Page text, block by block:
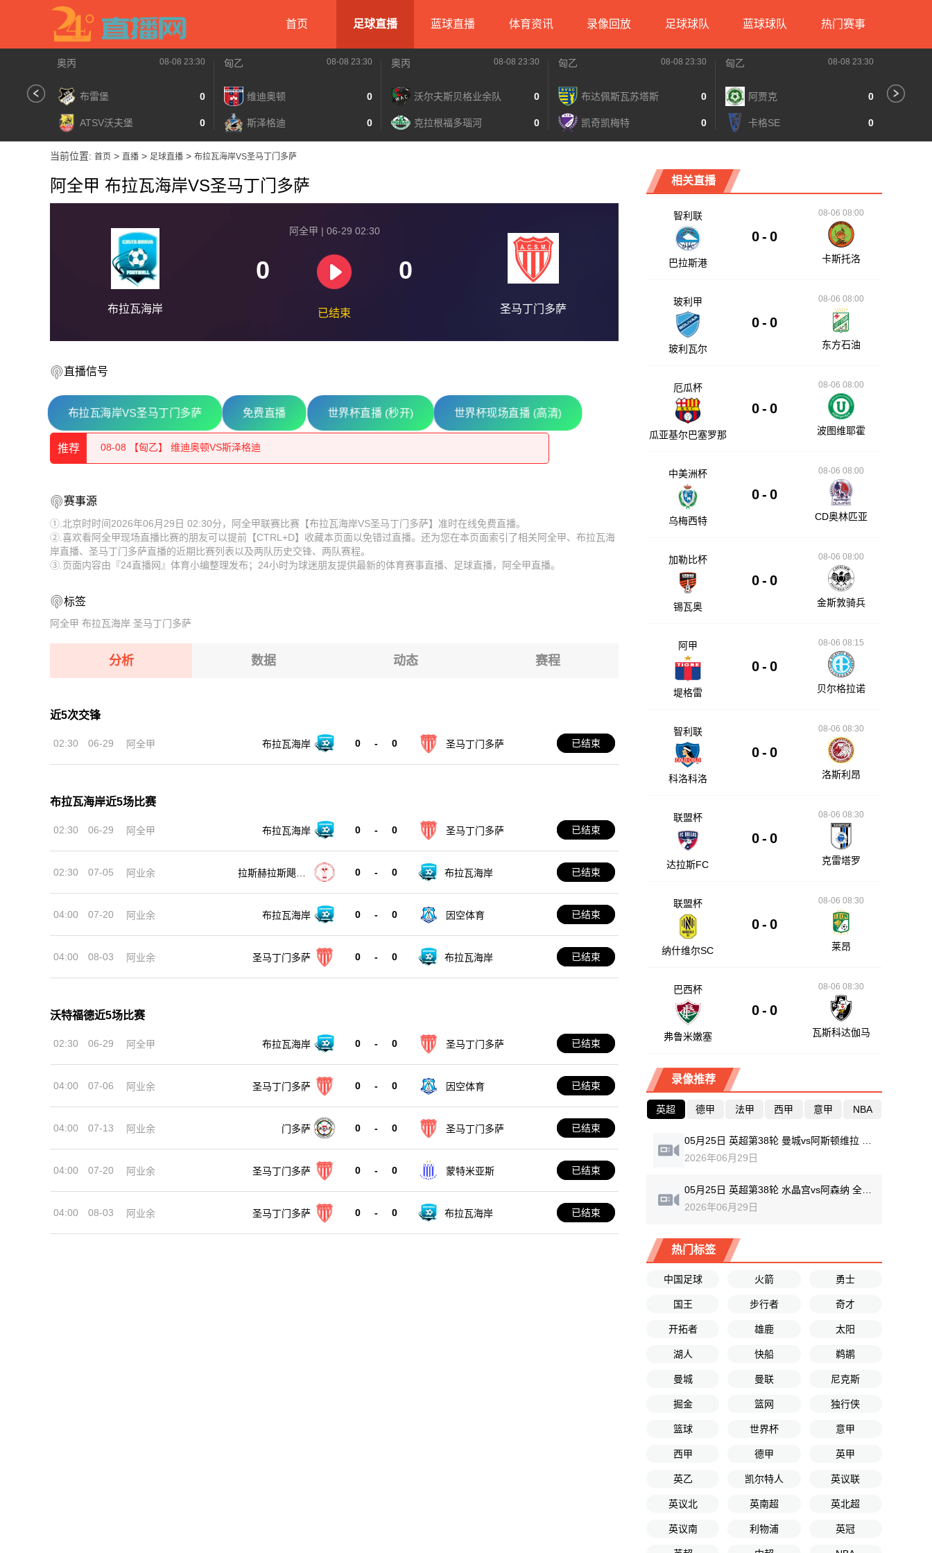
首页 足球直播 蓝球直播 体育资讯 录像回放 足球球队 蓝球球队 热门赛事
奥丙 08-08 23:30
布雷堡 0
ATSV沃夫堡 0
匈乙 08-08 23:30
维迪奥顿 0
斯泽格迪 0
奥丙 08-08 23:30
沃尔夫斯贝格业余队 0
克拉根福多瑙河 0
匈乙 08-08 23:30
布达佩斯瓦苏塔斯 0
凯奇凯梅特 0
匈乙 08-08 23:30
阿贾克 0
卡格SE 0
当前位置: 首页 > 直播 > 足球直播 > 布拉瓦海岸VS圣马丁门多萨
阿全甲 布拉瓦海岸VS圣马丁门多萨
布拉瓦海岸
阿全甲 | 06-29 02:30
0 0
已结束 圣马丁门多萨
直播信号
布拉瓦海岸VS圣马丁门多萨 免费直播 世界杯直播 (秒开) 世界杯现场直播 (高清)
推荐
08-08 【匈乙】 维迪奥顿VS斯泽格迪
08-08 【奥丙】 沃尔夫斯贝格业余队VS克拉根福多瑙河
08-08 【匈乙】 多瑙蒂萨VS梅索科菲德
08-08 【瑞士乙】 沃韦体育VS梅林
08-08 【匈甲】 基斯华达VS新佩斯
08-08 【奥乙】 奥地利萨尔斯堡VS第一维也纳
08-08 【奥丙】 沃尔夫斯贝格业余队VS克拉根福多瑙河
08-08 【匈乙】 布达佩斯瓦苏塔斯VS凯奇凯梅特
08-08 【匈乙】 多瑙蒂萨VS梅索科菲德
08-08 【瑞士乙】 沃韦体育VS梅林
08-08 【匈甲】 基斯华达VS新佩斯
08-08 【奥乙】 奥地利萨尔斯堡VS第一维也纳
赛事源
①.北京时时间2026年06月29日 02:30分，阿全甲联赛比赛【布拉瓦海岸VS圣马丁门多萨】准时在线免费直播。
②.喜欢看阿全甲现场直播比赛的朋友可以提前【CTRL+D】收藏本页面以免错过直播。还为您在本页面索引了相关阿全甲、布拉瓦海
岸直播、圣马丁门多萨直播的近期比赛列表以及两队历史交锋、两队赛程。
③.页面内容由『24直播网』体育小编整理发布；24小时为球迷朋友提供最新的体育赛事直播、足球直播，阿全甲直播。
标签
阿全甲 布拉瓦海岸 圣马丁门多萨
分析 数据 动态 赛程
近5次交锋
02:30 06-29 阿全甲 布拉瓦海岸 0 - 0 圣马丁门多萨 已结束
布拉瓦海岸近5场比赛
02:30 06-29 阿全甲 布拉瓦海岸 0 - 0 圣马丁门多萨 已结束
02:30 07-05 阿业余
拉斯赫拉斯飓风
0 - 0 布拉瓦海岸 已结束
04:00 07-20 阿业余 布拉瓦海岸 0 - 0 因空体育 已结束
04:00 08-03 阿业余 圣马丁门多萨 0 - 0 布拉瓦海岸 已结束
沃特福德近5场比赛
02:30 06-29 阿全甲 布拉瓦海岸 0 - 0 圣马丁门多萨 已结束
04:00 07-06 阿业余 圣马丁门多萨 0 - 0 因空体育 已结束
04:00 07-13 阿业余 门多萨 0 - 0 圣马丁门多萨 已结束
04:00 07-20 阿业余 圣马丁门多萨 0 - 0 蒙特米亚斯 已结束
04:00 08-03 阿业余 圣马丁门多萨 0 - 0 布拉瓦海岸 已结束
相关直播
智利联
巴拉斯港
0 - 0
08-06 08:00
卡斯托洛
玻利甲
玻利瓦尔
0 - 0
08-06 08:00
东方石油
厄瓜杯
瓜亚基尔巴塞罗那
0 - 0
08-06 08:00
波图维耶霍
中美洲杯
乌梅西特
0 - 0
08-06 08:00
CD奥林匹亚
加勒比杯
锡瓦奥
0 - 0
08-06 08:00
金斯敦骑兵
阿甲
堤格雷
0 - 0
08-06 08:15
贝尔格拉诺
智利联
科洛科洛
0 - 0
08-06 08:30
洛斯利昂
联盟杯
达拉斯FC
0 - 0
08-06 08:30
克雷塔罗
联盟杯
纳什维尔SC
0 - 0
08-06 08:30
莱昂
巴西杯
弗鲁米嫩塞
0 - 0
08-06 08:30
瓦斯科达伽马
录像推荐
英超 德甲 法甲 西甲 意甲 NBA
2026年06月29日
05月25日 英超第38轮 水晶宫vs阿森纳 全场录像回放
2026年06月29日
热门标签
中国足球 火箭 勇士
国王 步行者 奇才
开拓者 雄鹿 太阳
湖人 快船 鹈鹕
曼城 曼联 尼克斯
掘金 篮网 独行侠
篮球 世界杯 意甲
西甲 德甲 英甲
英乙 凯尔特人 英议联
英议北 英南超 英北超
英议南 利物浦 英冠